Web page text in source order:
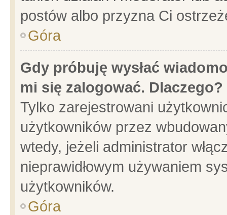
postów albo przyzna Ci
Góra
Gdy próbuję wysłać
mi się zalogować. Dlaczego?
Tylko zarejestrowani
użytkowników przez
wtedy, jeżeli administrator
nieprawidłowym używaniem
użytkowników.
Góra